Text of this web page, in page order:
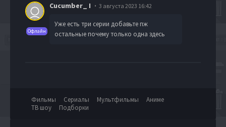
Офлайн
Cucumber_ I 3 августа 2023 16:42
Уже есть три серии добавьте пж
остальные почему только одна здесь
Фильмы Сериалы Мультфильмы
Аниме
ТВ шоу
Подборки